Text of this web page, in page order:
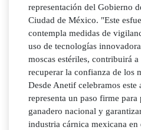
representación del Gobierno
Ciudad de México. "Este
contempla medidas de
uso de tecnologías
moscas estériles, contribuirá
recuperar la confianza de los
Desde Anetif celebramos este
representa un paso firme
ganadero nacional y
industria cárnica mexicana